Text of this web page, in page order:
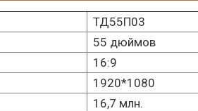
ТД55П03
55 дюймов
16:9
1920*1080
16,7 млн.